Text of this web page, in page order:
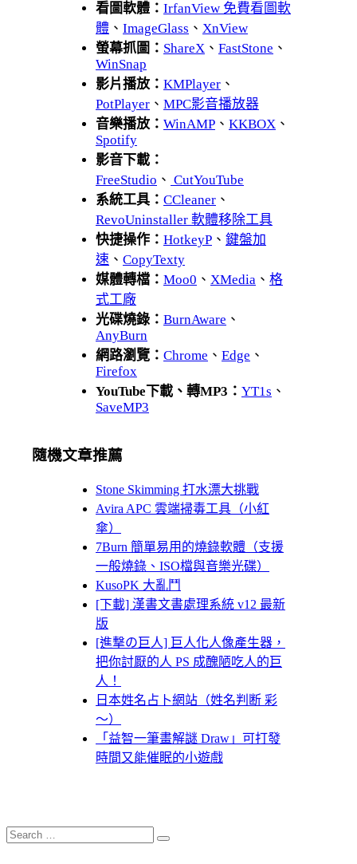
看圖軟體： IrfanView 免費看圖軟
體 、 ImageGlass 、 XnView
螢幕抓圖： ShareX 、 FastStone 、
WinSnap
影片播放： KMPlayer 、
PotPlayer 、 MPC影音播放器
音樂播放： WinAMP 、 KKBOX 、
Spotify
影音下載：
FreeStudio 、 CutYouTube
系統工具： CCleaner 、
RevoUninstaller 軟體移除工具
快捷操作： HotkeyP 、 鍵盤加
速 、 CopyTexty
媒體轉檔： Moo0 、 XMedia 、 格
式工廠
光碟燒錄： BurnAware 、
AnyBurn
網路瀏覽： Chrome 、 Edge 、
Firefox
YouTube下載、轉MP3： YT1s 、
SaveMP3
隨機文章推薦
Stone Skimming 打水漂大挑戰
Avira APC 雲端掃毒工具（小紅
傘）
7Burn 簡單易用的燒錄軟體（支援
一般燒錄、ISO檔與音樂光碟）
KusoPK 大亂鬥
[下載] 漢書文書處理系統 v12 最新
版
[進撃の巨人] 巨人化人像產生器，
把你討厭的人 PS 成醜陋吃人的巨
人！
日本姓名占卜網站（姓名判断 彩
～）
「益智一筆畫解謎 Draw」可打發
時間又能催眠的小遊戲
Search
for:
Search